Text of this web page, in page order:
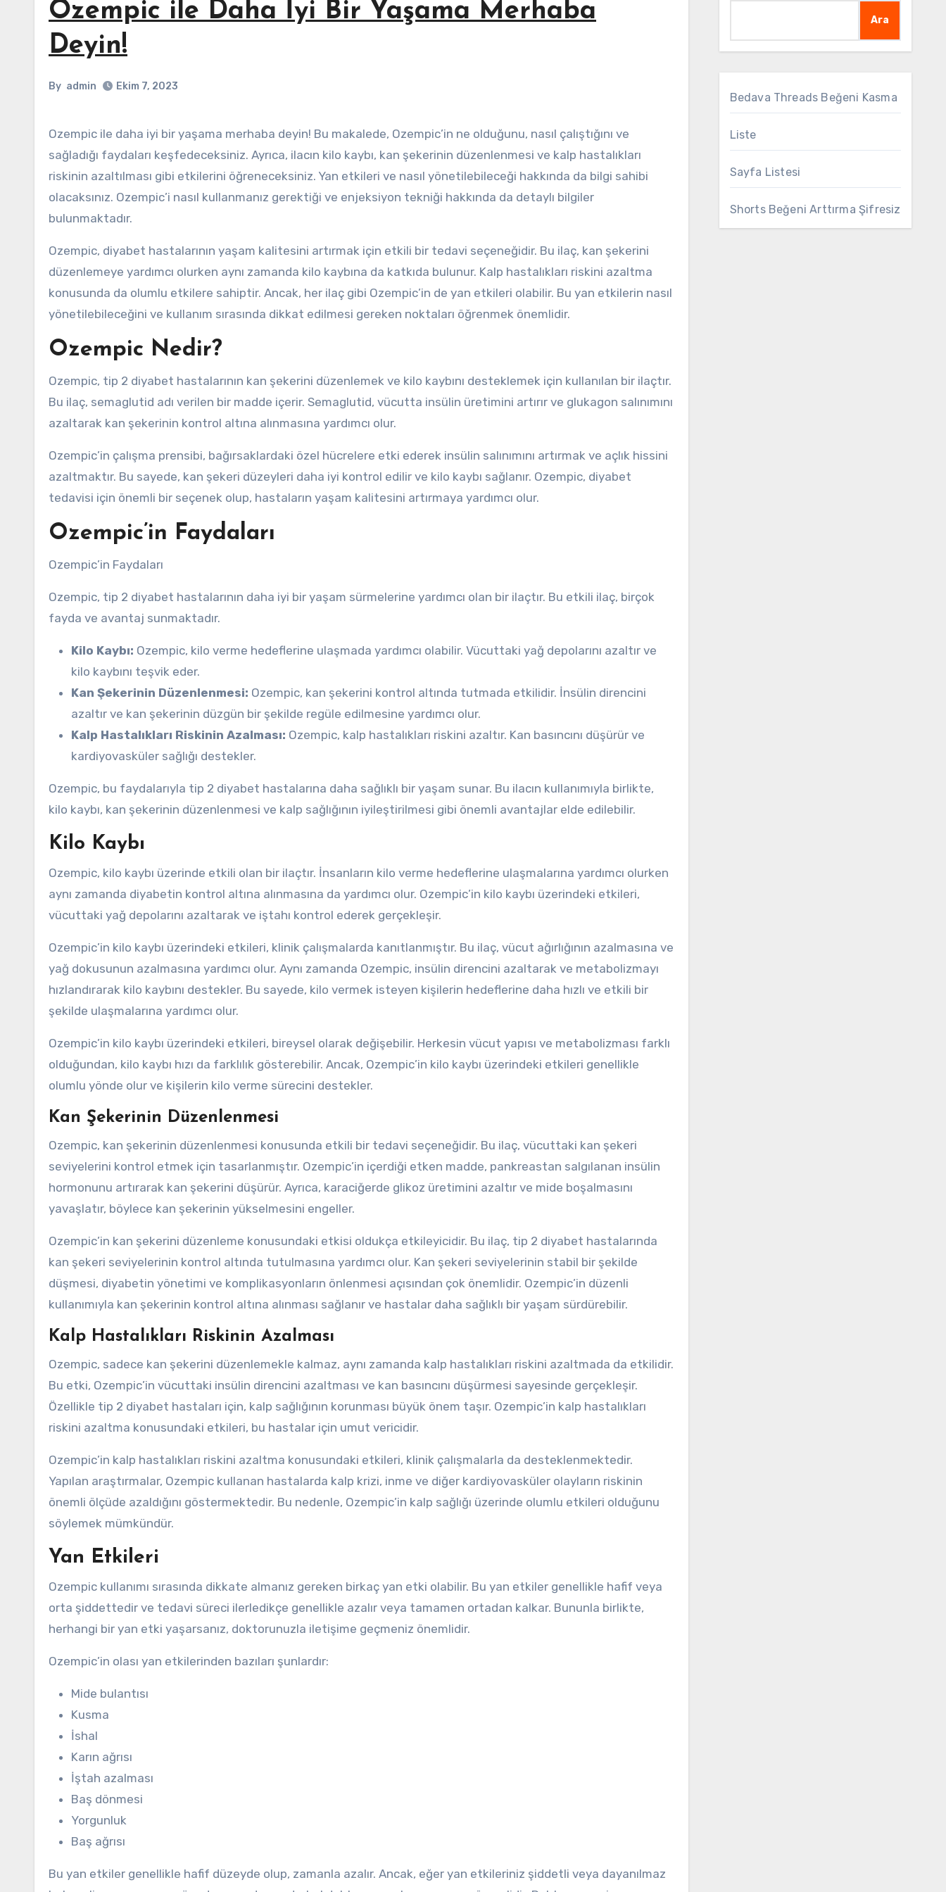
Ozempic ile Daha İyi Bir Yaşama Merhaba
Deyin!
By admin Ekim 7, 2023
Ozempic ile daha iyi bir yaşama merhaba deyin! Bu makalede, Ozempic’in ne olduğunu, nasıl çalıştığını ve
sağladığı faydaları keşfedeceksiniz. Ayrıca, ilacın kilo kaybı, kan şekerinin düzenlenmesi ve kalp hastalıkları
riskinin azaltılması gibi etkilerini öğreneceksiniz. Yan etkileri ve nasıl yönetilebileceği hakkında da bilgi sahibi
olacaksınız. Ozempic’i nasıl kullanmanız gerektiği ve enjeksiyon tekniği hakkında da detaylı bilgiler
bulunmaktadır.
Ozempic, diyabet hastalarının yaşam kalitesini artırmak için etkili bir tedavi seçeneğidir. Bu ilaç, kan şekerini
düzenlemeye yardımcı olurken aynı zamanda kilo kaybına da katkıda bulunur. Kalp hastalıkları riskini azaltma
konusunda da olumlu etkilere sahiptir. Ancak, her ilaç gibi Ozempic’in de yan etkileri olabilir. Bu yan etkilerin nasıl
yönetilebileceğini ve kullanım sırasında dikkat edilmesi gereken noktaları öğrenmek önemlidir.
Ozempic Nedir?
Ozempic, tip 2 diyabet hastalarının kan şekerini düzenlemek ve kilo kaybını desteklemek için kullanılan bir ilaçtır.
Bu ilaç, semaglutid adı verilen bir madde içerir. Semaglutid, vücutta insülin üretimini artırır ve glukagon salınımını
azaltarak kan şekerinin kontrol altına alınmasına yardımcı olur.
Ozempic’in çalışma prensibi, bağırsaklardaki özel hücrelere etki ederek insülin salınımını artırmak ve açlık hissini
azaltmaktır. Bu sayede, kan şekeri düzeyleri daha iyi kontrol edilir ve kilo kaybı sağlanır. Ozempic, diyabet
tedavisi için önemli bir seçenek olup, hastaların yaşam kalitesini artırmaya yardımcı olur.
Ozempic’in Faydaları
Ozempic’in Faydaları
Ozempic, tip 2 diyabet hastalarının daha iyi bir yaşam sürmelerine yardımcı olan bir ilaçtır. Bu etkili ilaç, birçok
fayda ve avantaj sunmaktadır.
Kilo Kaybı: Ozempic, kilo verme hedeflerine ulaşmada yardımcı olabilir. Vücuttaki yağ depolarını azaltır ve
kilo kaybını teşvik eder.
Kan Şekerinin Düzenlenmesi: Ozempic, kan şekerini kontrol altında tutmada etkilidir. İnsülin direncini
azaltır ve kan şekerinin düzgün bir şekilde regüle edilmesine yardımcı olur.
Kalp Hastalıkları Riskinin Azalması: Ozempic, kalp hastalıkları riskini azaltır. Kan basıncını düşürür ve
kardiyovasküler sağlığı destekler.
Ozempic, bu faydalarıyla tip 2 diyabet hastalarına daha sağlıklı bir yaşam sunar. Bu ilacın kullanımıyla birlikte,
kilo kaybı, kan şekerinin düzenlenmesi ve kalp sağlığının iyileştirilmesi gibi önemli avantajlar elde edilebilir.
Kilo Kaybı
Ozempic, kilo kaybı üzerinde etkili olan bir ilaçtır. İnsanların kilo verme hedeflerine ulaşmalarına yardımcı olurken
aynı zamanda diyabetin kontrol altına alınmasına da yardımcı olur. Ozempic’in kilo kaybı üzerindeki etkileri,
vücuttaki yağ depolarını azaltarak ve iştahı kontrol ederek gerçekleşir.
Ozempic’in kilo kaybı üzerindeki etkileri, klinik çalışmalarda kanıtlanmıştır. Bu ilaç, vücut ağırlığının azalmasına ve
yağ dokusunun azalmasına yardımcı olur. Aynı zamanda Ozempic, insülin direncini azaltarak ve metabolizmayı
hızlandırarak kilo kaybını destekler. Bu sayede, kilo vermek isteyen kişilerin hedeflerine daha hızlı ve etkili bir
şekilde ulaşmalarına yardımcı olur.
Ozempic’in kilo kaybı üzerindeki etkileri, bireysel olarak değişebilir. Herkesin vücut yapısı ve metabolizması farklı
olduğundan, kilo kaybı hızı da farklılık gösterebilir. Ancak, Ozempic’in kilo kaybı üzerindeki etkileri genellikle
olumlu yönde olur ve kişilerin kilo verme sürecini destekler.
Kan Şekerinin Düzenlenmesi
Ozempic, kan şekerinin düzenlenmesi konusunda etkili bir tedavi seçeneğidir. Bu ilaç, vücuttaki kan şekeri
seviyelerini kontrol etmek için tasarlanmıştır. Ozempic’in içerdiği etken madde, pankreastan salgılanan insülin
hormonunu artırarak kan şekerini düşürür. Ayrıca, karaciğerde glikoz üretimini azaltır ve mide boşalmasını
yavaşlatır, böylece kan şekerinin yükselmesini engeller.
Ozempic’in kan şekerini düzenleme konusundaki etkisi oldukça etkileyicidir. Bu ilaç, tip 2 diyabet hastalarında
kan şekeri seviyelerinin kontrol altında tutulmasına yardımcı olur. Kan şekeri seviyelerinin stabil bir şekilde
düşmesi, diyabetin yönetimi ve komplikasyonların önlenmesi açısından çok önemlidir. Ozempic’in düzenli
kullanımıyla kan şekerinin kontrol altına alınması sağlanır ve hastalar daha sağlıklı bir yaşam sürdürebilir.
Kalp Hastalıkları Riskinin Azalması
Ozempic, sadece kan şekerini düzenlemekle kalmaz, aynı zamanda kalp hastalıkları riskini azaltmada da etkilidir.
Bu etki, Ozempic’in vücuttaki insülin direncini azaltması ve kan basıncını düşürmesi sayesinde gerçekleşir.
Özellikle tip 2 diyabet hastaları için, kalp sağlığının korunması büyük önem taşır. Ozempic’in kalp hastalıkları
riskini azaltma konusundaki etkileri, bu hastalar için umut vericidir.
Ozempic’in kalp hastalıkları riskini azaltma konusundaki etkileri, klinik çalışmalarla da desteklenmektedir.
Yapılan araştırmalar, Ozempic kullanan hastalarda kalp krizi, inme ve diğer kardiyovasküler olayların riskinin
önemli ölçüde azaldığını göstermektedir. Bu nedenle, Ozempic’in kalp sağlığı üzerinde olumlu etkileri olduğunu
söylemek mümkündür.
Yan Etkileri
Ozempic kullanımı sırasında dikkate almanız gereken birkaç yan etki olabilir. Bu yan etkiler genellikle hafif veya
orta şiddettedir ve tedavi süreci ilerledikçe genellikle azalır veya tamamen ortadan kalkar. Bununla birlikte,
herhangi bir yan etki yaşarsanız, doktorunuzla iletişime geçmeniz önemlidir.
Ozempic’in olası yan etkilerinden bazıları şunlardır:
Mide bulantısı
Kusma
İshal
Karın ağrısı
İştah azalması
Baş dönmesi
Yorgunluk
Baş ağrısı
Bu yan etkiler genellikle hafif düzeyde olup, zamanla azalır. Ancak, eğer yan etkileriniz şiddetli veya dayanılmaz
Ara
Bedava Threads Beğeni Kasma
Liste
Sayfa Listesi
Shorts Beğeni Arttırma Şifresiz